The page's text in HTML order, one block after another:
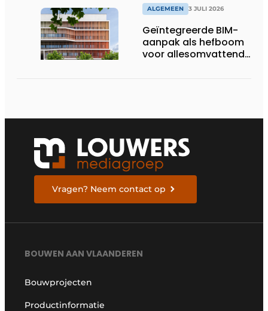
ALGEMEEN 3 JULI 2026
Geïntegreerde BIM-
aanpak als hefboom
voor allesomvattende
Vragen? Neem contact op
BOUWEN AAN VLAANDEREN
Bouwprojecten
Productinformatie